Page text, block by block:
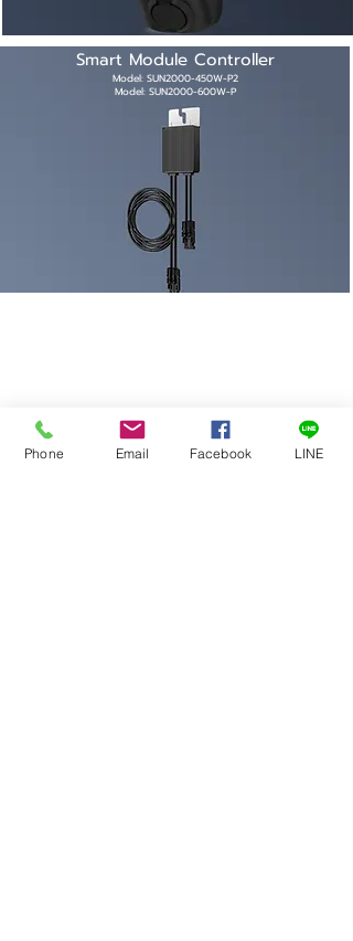
Smart Module Controller
Model: SUN2000-450W-P2
Model: SUN2000-600W-P
42 ซอย อ่อนนุช 64 แขวง อ่อนนุช
เขต สวนหลวง กรุงเทพมหานคร 10250
Phone Email Facebook LINE